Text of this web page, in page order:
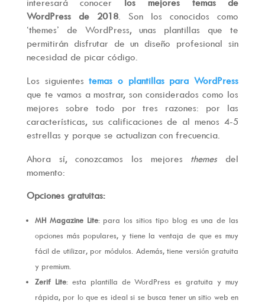
interesará conocer los mejores temas de
WordPress de 2018. Son los conocidos como
‘themes’ de WordPress, unas plantillas que te
permitirán disfrutar de un diseño profesional sin
necesidad de picar código.
Los siguientestemas o plantillas para WordPress
que te vamos a mostrar, son considerados como los
mejores sobre todo por tres razones: por las
características, sus calificaciones de al menos 4-5
estrellas y porque se actualizan con frecuencia.
Ahora sí, conozcamos los mejores themes del
momento:
Opciones gratuitas:
MH Magazine Lite: para los sitios tipo blog es una de las
opciones más populares, y tiene la ventaja de que es muy
fácil de utilizar, por módulos. Además, tiene versión gratuita
y premium.
Zerif Lite: esta plantilla de WordPress es gratuita y muy
rápida, por lo que es ideal si se busca tener un sitio web en